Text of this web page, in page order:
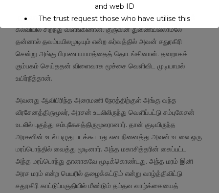
திருவானைக்காவில் சம்புகேசன் என்ற பிராமணன் ஞானமார்க்கக்
கல்வியில் சிறந்து விளங்கினான். குருவின் துணையில்லாமலே
தன்னால் தவம்பயிலமுடியும் என்ற கர்வத்தில் அவன் சதுரகிரி
சென்று அங்கு பிராணாயாமத்தைத் தொடங்கினான். தவறாகக்
கும்பகம் செய்ததன் விளைவாக மூச்சை வெளிவிட முடியாமல்
உயிர்நீத்தான்.
அவனது ஆவிபிரிந்த அரைமணி நேரத்திற்குள் அங்கு வந்த
வீரசேனத்திருமூலர், அரசன் உடலிலிருந்து வெளிப்பட்டு சம்புகேசன்
உடலில் புகுந்து சம்புகேசத்திருமூலரானார். தான் குடியிருந்த
அரசனின் உடல் பழுது படக்கூடாது என நினைத்து அவன் உடலை ஒரு
மரப்பொந்தில் வைத்து மூடினார். அந்த மகாசித்தரின் கைப்பட்ட
அந்த மரப்பொந்து தானாகவே மூடிக்கொண்டது. அந்த மரம் இனி
அரச மரம் என்ற பெயரில் தழைக்கட்டும் என்று வாழ்த்திவிட்டு
சதுரகிரி காட்டுப்பகுதியில் மீண்டும் தம்தவ வாழ்க்கையைத்
and web ID
The trust request those who have utilise this
service may support to continue this service.
This will close in 15